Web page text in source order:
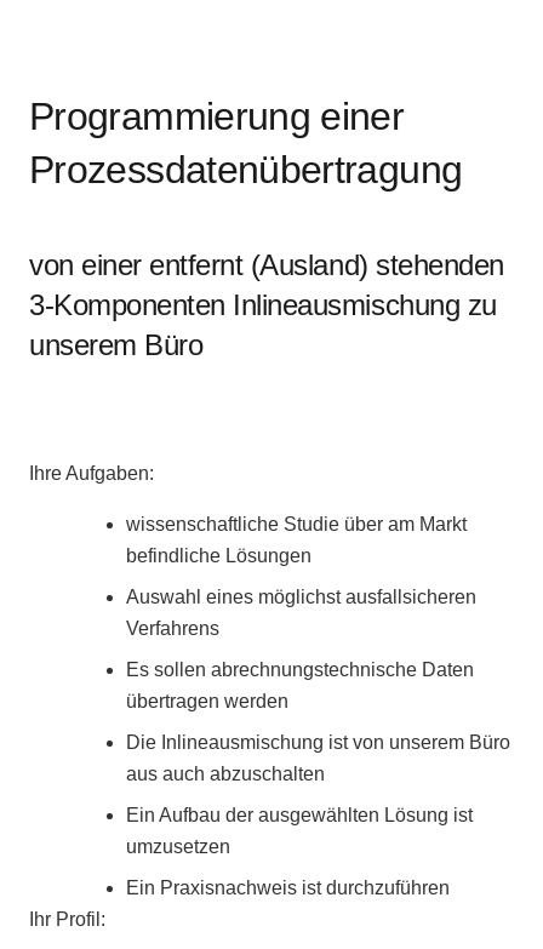
Programmierung einer
Prozessdatenübertragung
von einer entfernt (Ausland) stehenden
3-Komponenten Inlineausmischung zu
unserem Büro
Ihre Aufgaben:
wissenschaftliche Studie über am Markt
befindliche Lösungen
Auswahl eines möglichst ausfallsicheren
Verfahrens
Es sollen abrechnungstechnische Daten
übertragen werden
Die Inlineausmischung ist von unserem Büro
aus auch abzuschalten
Ein Aufbau der ausgewählten Lösung ist
umzusetzen
Ein Praxisnachweis ist durchzuführen
Ihr Profil: